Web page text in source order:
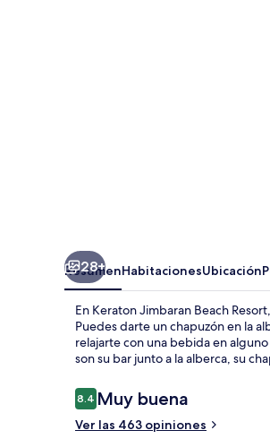
28+
ResumenHabitacionesUbicación
En Keraton Jimbaran Beach
Puedes darte un chapuzón en la
relajarte con una bebida en
son su bar junto a la alberca, su
Opiniones
8.48.4 de 10,
Muy buena
Ver las 463 opiniones